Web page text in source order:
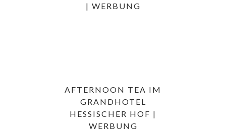
| WERBUNG
AFTERNOON TEA IM
GRANDHOTEL
HESSISCHER HOF |
WERBUNG